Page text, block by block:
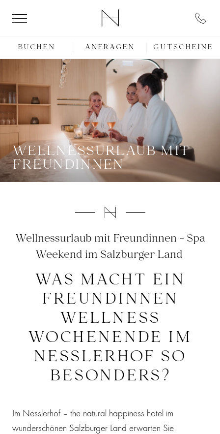
BUCHEN ANFRAGEN GUTSCHEINE
WELLNESSURLAUB MIT
FREUNDINNEN
WAS MACHT EIN
FREUNDINNEN
WELLNESS
WOCHENENDE IM
NESSLERHOF SO
BESONDERS?
Wellnessurlaub mit Freundinnen - Spa
Weekend im Salzburger Land
Im Nesslerhof – the natural happiness hotel im
wunderschönen Salzburger Land erwarten Sie